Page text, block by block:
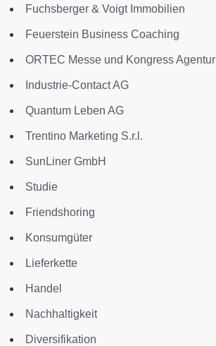
Fuchsberger & Voigt Immobilien
Feuerstein Business Coaching
ORTEC Messe und Kongress Agentur
Industrie-Contact AG
Quantum Leben AG
Trentino Marketing S.r.l.
SunLiner GmbH
Studie
Friendshoring
Konsumgüter
Lieferkette
Handel
Nachhaltigkeit
Diversifikation